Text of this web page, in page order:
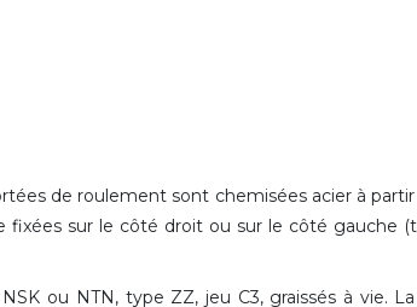
de roulement sont chemisées acier à
fixées sur le côté droit ou sur le côté gauche
ou NTN, type ZZ, jeu C3, graissés à vie.